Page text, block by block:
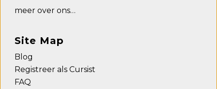
meer over ons…
Site Map
Blog
Registreer als Cursist
FAQ